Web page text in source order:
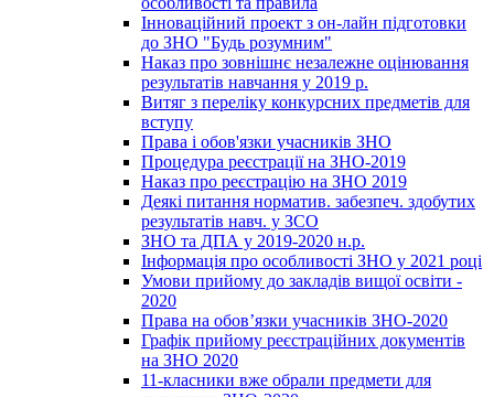
Інноваційний проект з он-лайн підготовки
до ЗНО "Будь розумним"
Наказ про зовнішнє незалежне оцінювання
результатів навчання у 2019 р.
Витяг з переліку конкурсних предметів для
вступу
Права і обов'язки учасників ЗНО
Процедура реєстрації на ЗНО-2019
Наказ про реєстрацію на ЗНО 2019
Деякі питання норматив. забезпеч. здобутих
результатів навч. у ЗСО
ЗНО та ДПА у 2019-2020 н.р.
Інформація про особливості ЗНО у 2021 році
Умови прийому до закладів вищої освіти -
2020
Права на обов’язки учасників ЗНО-2020
Графік прийому реєстраційних документів
на ЗНО 2020
11-класники вже обрали предмети для